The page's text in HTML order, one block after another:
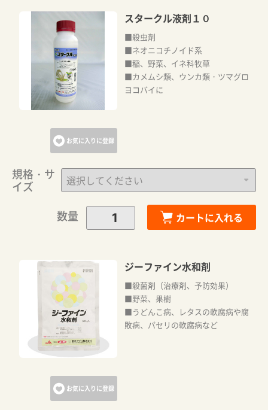
お気に入りに登録
スタークル液剤１０
■殺虫剤
■ネオニコチノイド系
■稲、野菜、イネ科牧草
■カメムシ類、ウンカ類・ツマグロ
ヨコバイに
規格・サ
イズ
数量
カートに入れる
お気に入りに登録
ジーファイン水和剤
■殺菌剤（治療剤、予防効果）
■野菜、果樹
■うどんこ病、レタスの軟腐病や腐
敗病、パセリの軟腐病など